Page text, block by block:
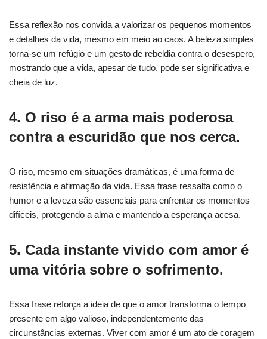
Essa reflexão nos convida a valorizar os pequenos momentos
e detalhes da vida, mesmo em meio ao caos. A beleza simples
torna-se um refúgio e um gesto de rebeldia contra o desespero,
mostrando que a vida, apesar de tudo, pode ser significativa e
cheia de luz.
4. O riso é a arma mais poderosa
contra a escuridão que nos cerca.
O riso, mesmo em situações dramáticas, é uma forma de
resistência e afirmação da vida. Essa frase ressalta como o
humor e a leveza são essenciais para enfrentar os momentos
difíceis, protegendo a alma e mantendo a esperança acesa.
5. Cada instante vivido com amor é
uma vitória sobre o sofrimento.
Essa frase reforça a ideia de que o amor transforma o tempo
presente em algo valioso, independentemente das
circunstâncias externas. Viver com amor é um ato de coragem